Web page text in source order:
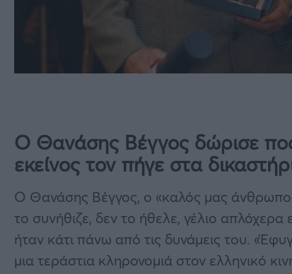
Ο Θανάσης Βέγγος δώρισε
εκείνος τον πήγε στα
Ο Θανάσης Βέγγος, ο «καλός μας
το συνήθιζε, δεν το ήθελε, γέλιο
ήταν κάτι πάνω από τις δυνάμεις του.
μια τεράστια κληρονομιά στον ελληνικό